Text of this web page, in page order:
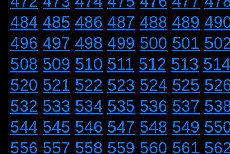
484 485 486 487 488 489
496 497 498 499 500 501
508 509 510 511 512 513
520 521 522 523 524 525
532 533 534 535 536 537
544 545 546 547 548 549
556 557 558 559 560 561